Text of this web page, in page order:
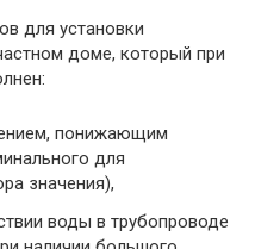
для установки
доме, который при
понижающим
для
значения),
воды в трубопроводе